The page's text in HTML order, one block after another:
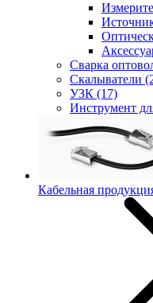
Сварка
Скалыватели
УЗК (17)
Инструмент
Кабельная